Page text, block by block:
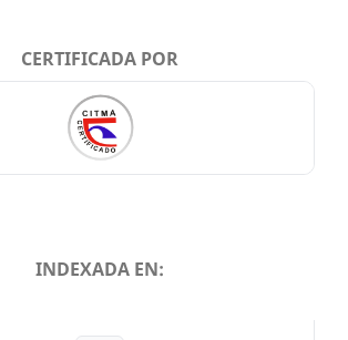
CERTIFICADA POR
INDEXADA EN: